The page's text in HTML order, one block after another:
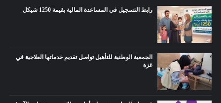
رابط التسجيل في المساعدة المالية بقيمة 1250 شيكل
الجمعية الوطنية للتأهيل تواصل تقديم خدماتها العلاجية في
غزة